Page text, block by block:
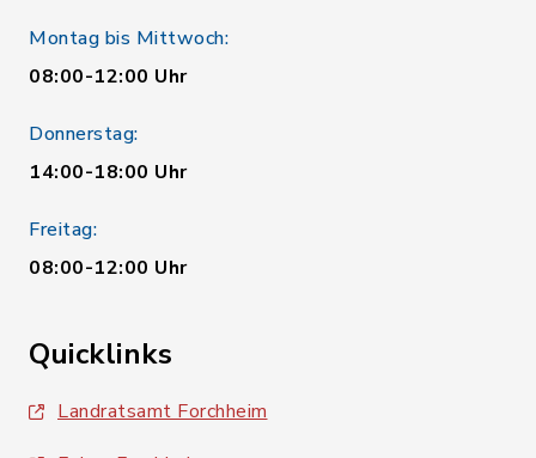
Montag bis Mittwoch:
08:00-12:00 Uhr
Donnerstag:
14:00-18:00 Uhr
Freitag:
08:00-12:00 Uhr
Quicklinks
Landratsamt Forchheim